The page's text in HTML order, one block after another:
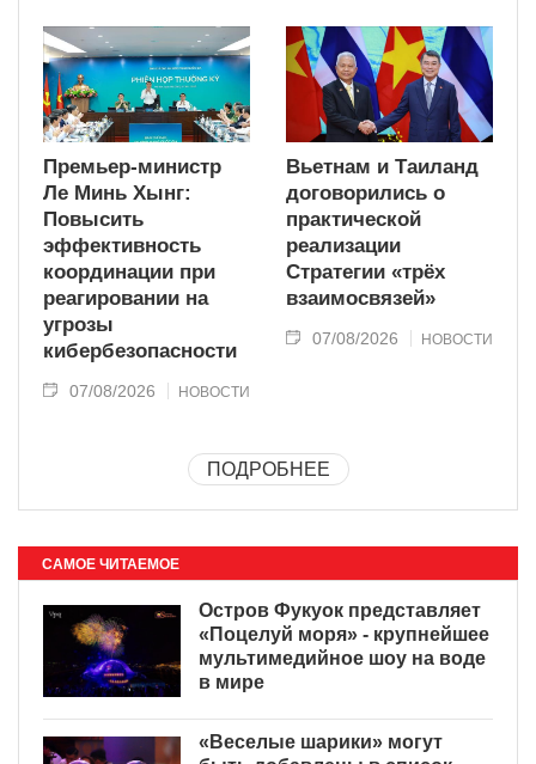
Премьер-министр
Ле Минь Хынг:
Повысить
эффективность
координации при
реагировании на
угрозы
кибербезопасности
07/08/2026 НОВОСТИ
Вьетнам и Таиланд
договорились о
практической
реализации
Стратегии «трёх
взаимосвязей»
07/08/2026 НОВОСТИ
ПОДРОБНЕЕ
САМОЕ ЧИТАЕМОЕ
Остров Фукуок представляет
«Поцелуй моря» - крупнейшее
мультимедийное шоу на воде
в мире
«Веселые шарики» могут